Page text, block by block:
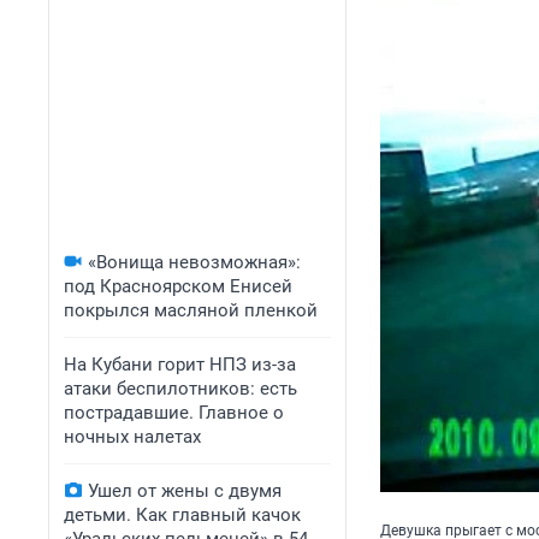
«Вонища невозможная»:
под Красноярском Енисей
покрылся масляной пленкой
На Кубани горит НПЗ из-за
атаки беспилотников: есть
пострадавшие. Главное о
ночных налетах
Ушел от жены с двумя
детьми. Как главный качок
Девушка прыгает с